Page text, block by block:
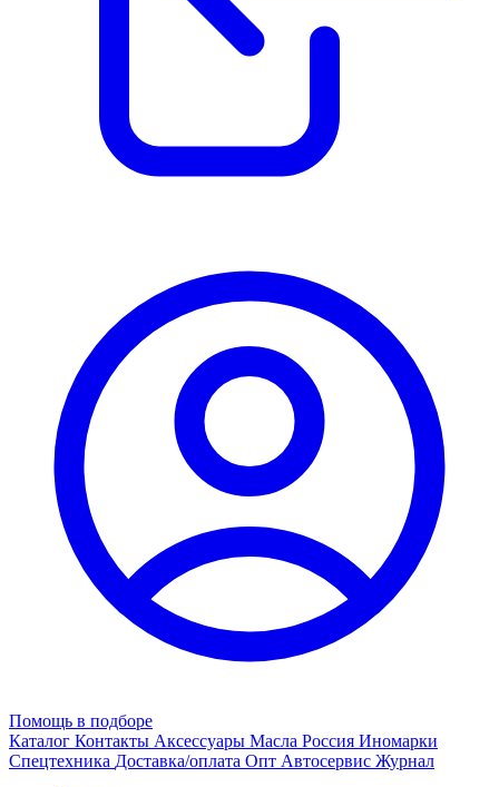
Помощь в подборе
Каталог Контакты Аксессуары Масла Россия Иномарки
Спецтехника Доставка/оплата Опт Автосервис Журнал